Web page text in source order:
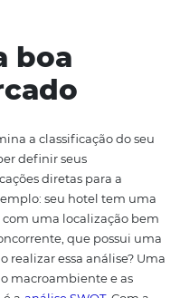
Quais são os
são as metas para
venda por executivo
outros pontos que
boas estratégias de
boa